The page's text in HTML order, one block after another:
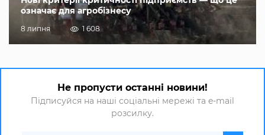
означає для агробізнесу
8 липня 1 608
Не пропусти останні новини!
Підписуйся на наші соціальні мережі та e-mail
розсилку.